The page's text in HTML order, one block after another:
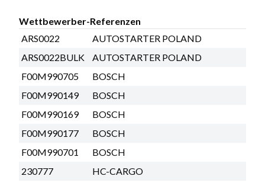
Wettbewerber-Referenzen
ARS0022
AUTOSTARTER POLAND
ARS0022BULK
AUTOSTARTER POLAND
F00M990705
BOSCH
F00M990149
BOSCH
F00M990169
BOSCH
F00M990177
BOSCH
F00M990701
BOSCH
230777
HC-CARGO